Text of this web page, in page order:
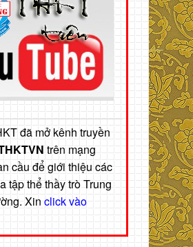
đã mở kênh truyền
trên mạng
cầu để giới thiệu các
tập thể thầy trò Trung
Xin click vào